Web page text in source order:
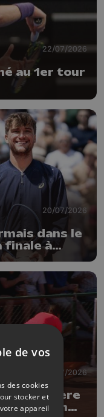
22/07/2026
au 1er tour
20/07/2026
dans le
finale à
13/07/2026
la 1ère
Open
de vos
des cookies
stocker et
appareil